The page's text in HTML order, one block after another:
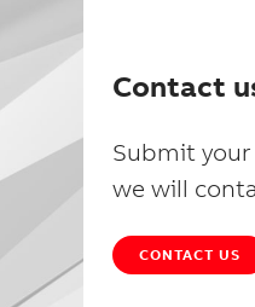
Contact
Submit
we will
CONTACT US